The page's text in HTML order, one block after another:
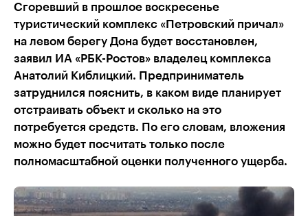
Сгоревший в прошлое воскресенье
туристический комплекс «Петровский причал»
на левом берегу Дона будет восстановлен,
заявил ИА «РБК-Ростов» владелец комплекса
Анатолий Киблицкий. Предприниматель
затруднился пояснить, в каком виде планирует
отстраивать объект и сколько на это
потребуется средств. По его словам, вложения
можно будет посчитать только после
полномасштабной оценки полученного ущерба.